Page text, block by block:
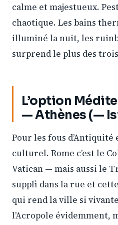
calme et majestueux.
chaotique. Les bains
illuminé la nuit, les
surprend le plus des
L’option
— Athènes (—
Pour les fous d’Antiquité
culturel. Rome c’est le
Vatican — mais aussi le
supplì dans la rue et
qui rend la ville si
l’Acropole évidemment,